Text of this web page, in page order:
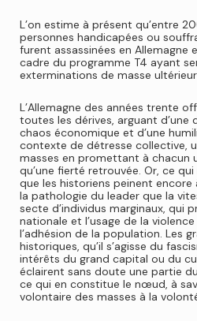
L’on estime à présent qu’entre
personnes handicapées ou
furent assassinées en Allemagne
cadre du programme T4 ayant
exterminations de masse
L’Allemagne des années trente
toutes les dérives, arguant d’une
chaos économique et d’une
contexte de détresse collective,
masses en promettant à chacun
qu’une fierté retrouvée. Or, ce
que les historiens peinent encore
la pathologie du leader que la
secte d’individus marginaux, qui
nationale et l’usage de la
l’adhésion de la population. Les
historiques, qu’il s’agisse du
intérêts du grand capital ou du
éclairent sans doute une partie
ce qui en constitue le nœud, à
volontaire des masses à la